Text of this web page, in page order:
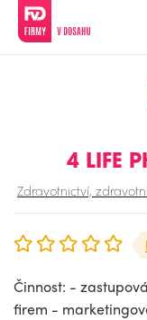
4 LIFE
Zdravotnictví,
Činnost: -
firem -